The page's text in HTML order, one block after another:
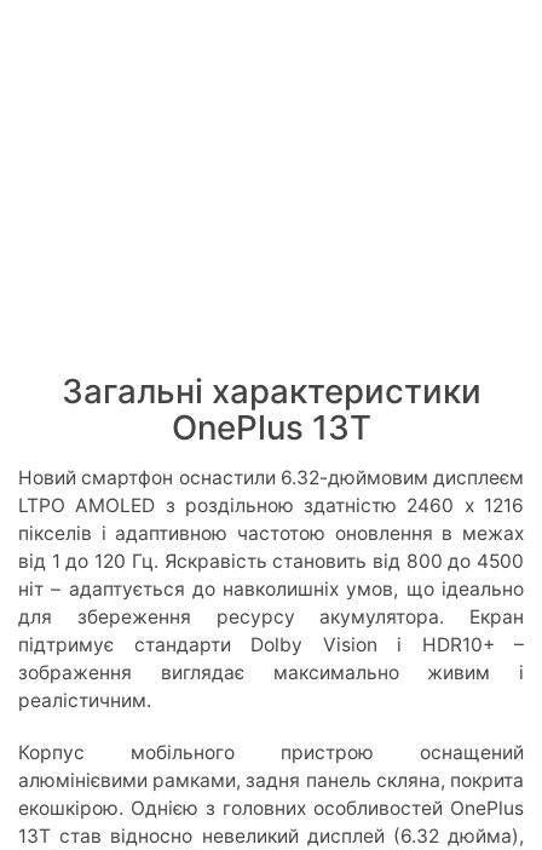
Загальні характеристики
OnePlus 13T
Новий смартфон оснастили 6.32-дюймовим дисплеєм
LTPO AMOLED з роздільною здатністю 2460 х 1216
пікселів і адаптивною частотою оновлення в межах
від 1 до 120 Гц. Яскравість становить від 800 до 4500
ніт – адаптується до навколишніх умов, що ідеально
для збереження ресурсу акумулятора. Екран
підтримує стандарти Dolby Vision і HDR10+ –
зображення виглядає максимально живим і
реалістичним.
Корпус мобільного пристрою оснащений
алюмінієвими рамками, задня панель скляна, покрита
екошкірою. Однією з головних особливостей OnePlus
13T став відносно невеликий дисплей (6.32 дюйма),